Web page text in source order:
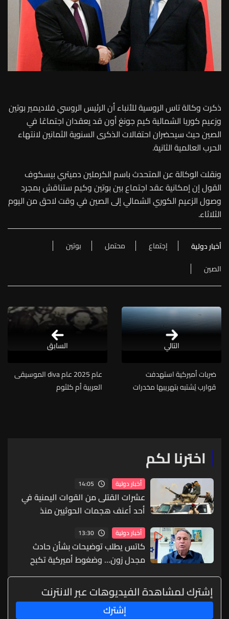
ذكرت وكالة تاس الروسية للأنباء أن الرئيس الروسي فلاديمير بوتين
وزعيم كوريا الشمالية كيم جونغ أون قد يعقدان اجتماعًا في
الصين حيث سيحضران احتفالات الذكرى السنوية الثمانين لانتهاء
الحرب العالمية الثانية.
ونقلت الوكالة عن المتحدث باسم الكرملين دميتري بيسكوف
القول إن إمكانية عقد اجتماع بين بوتين وكيم ستناقش بمجرد
وصول الزعيم الكوري الشمالي إلى الصين في وقت لاحق من اليوم
الثلاثاء.
أخبار دولية إجتماع محتمل
بوتين
الصين
التالي
ضربات أميركية استهدفت
قوارب يُشتبه بتهريبها مخدرات
عام 2025 عام diva الموسيقى
العربية أم كلثوم
السابق
اخترنا لكم
أخبار دولية 14:05
عشرات القتلى من القوات اليمنية في
أحد أعنف هجمات الحوثيين منذ
سنوات
أخبار دولية 13:30
كاتس يطلب توضيحات بشأن حادث
مجدل زون... وضغوط أميركية تكبح
التصعيد في لبنان
إشترك لمشاهدة الفيديوهات عبر الانترنت
إشترك